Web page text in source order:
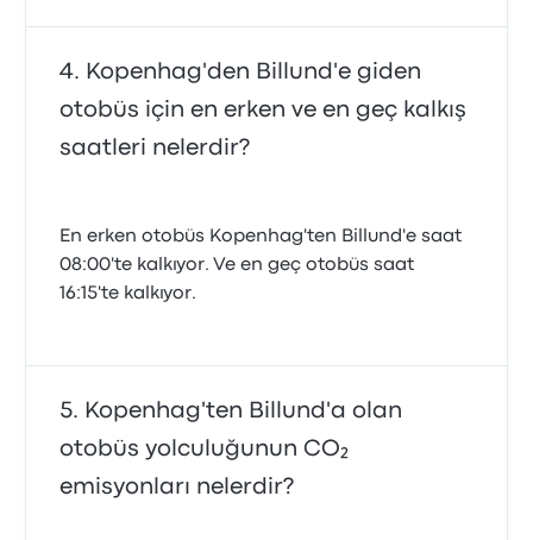
Kopenhag'den Billund'e giden
otobüs için en erken ve en geç kalkış
saatleri nelerdir?
En erken otobüs Kopenhag'ten Billund'e saat
08:00'te kalkıyor. Ve en geç otobüs saat
16:15'te kalkıyor.
Kopenhag'ten Billund'a olan
otobüs yolculuğunun CO₂
emisyonları nelerdir?